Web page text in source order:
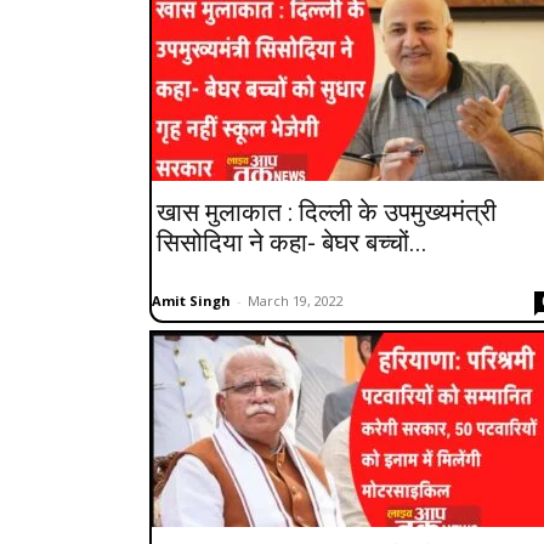
खास मुलाकात : दिल्ली के उपमुख्यमंत्री
सिसोदिया ने कहा- बेघर बच्चों...
Amit Singh - March 19, 2022